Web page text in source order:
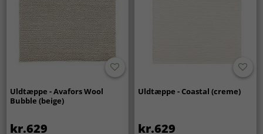
Uldtæppe - Avafors Wool
Bubble (beige)
kr.629
Uldtæppe - Coastal (creme)
kr.629